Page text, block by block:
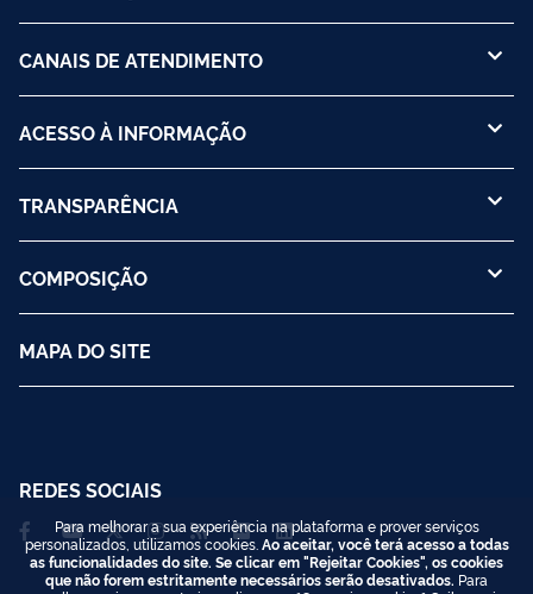
CANAIS DE ATENDIMENTO
ACESSO À INFORMAÇÃO
TRANSPARÊNCIA
COMPOSIÇÃO
MAPA DO SITE
REDES SOCIAIS
Para melhorar a sua experiência na plataforma e prover serviços
personalizados, utilizamos cookies. Ao aceitar, você terá acesso a todas
as funcionalidades do site. Se clicar em "Rejeitar Cookies", os cookies
que não forem estritamente necessários serão desativados. Para